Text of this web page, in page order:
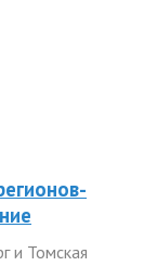
и Томская